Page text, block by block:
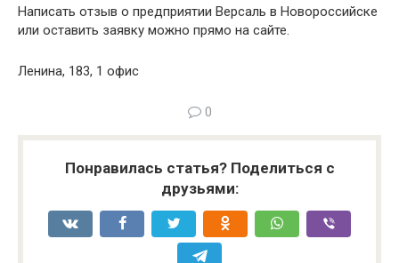
Написать отзыв о предприятии Версаль в Новороссийске
или оставить заявку можно прямо на сайте.
Ленина, 183, 1 офис
0
Понравилась статья? Поделиться с
друзьями: